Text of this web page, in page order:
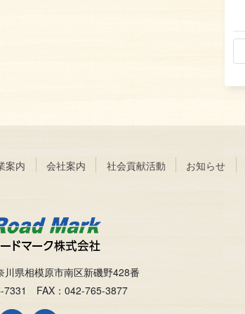
案内 会社案内 社会貢献活動 お知らせ
県相模原市南区新磯野428番
7331 FAX：042-765-3877